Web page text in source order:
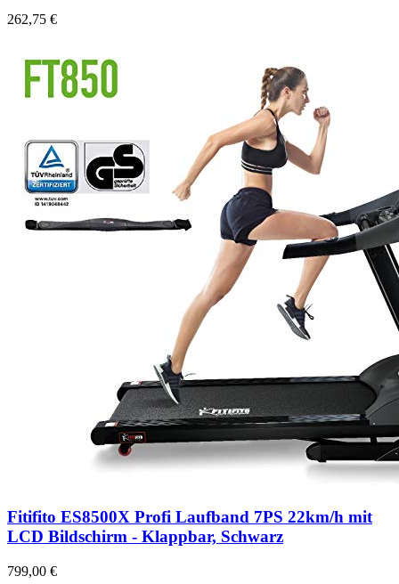
262,75 €
Fitifito ES8500X Profi Laufband 7PS 22km/h mit
LCD Bildschirm - Klappbar, Schwarz
799,00 €